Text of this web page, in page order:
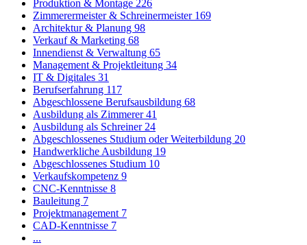
Produktion & Montage 226
Zimmerermeister & Schreinermeister 169
Architektur & Planung 98
Verkauf & Marketing 68
Innendienst & Verwaltung 65
Management & Projektleitung 34
IT & Digitales 31
Berufserfahrung 117
Abgeschlossene Berufsausbildung 68
Ausbildung als Zimmerer41
Ausbildung als Schreiner 24
Abgeschlossenes Studium oder Weiterbildung 20
Handwerkliche Ausbildung 19
Abgeschlossenes Studium 10
Verkaufskompetenz 9
CNC-Kenntnisse 8
Bauleitung 7
Projektmanagement 7
CAD-Kenntnisse 7
...